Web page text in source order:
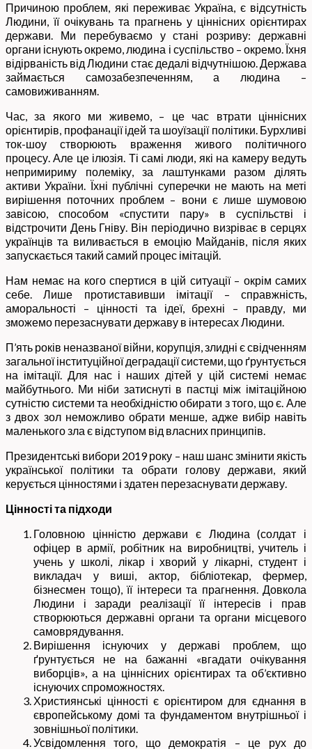
Причиною проблем, які переживає Україна, є відсутність
Людини, її очікувань та прагнень у ціннісних орієнтирах
держави. Ми перебуваємо у стані розриву: державні
органи існують окремо, людина і суспільство – окремо. Їхня
відірваність від Людини стає дедалі відчутнішою. Держава
займається самозабезпеченням, а людина –
самовиживанням.
Час, за якого ми живемо, – це час втрати ціннісних
орієнтирів, профанації ідей та шоуїзації політики. Бурхливі
ток-шоу створюють враження живого політичного
процесу. Але це ілюзія. Ті самі люди, які на камеру ведуть
непримириму полеміку, за лаштунками разом ділять
активи України. Їхні публічні суперечки не мають на меті
вирішення поточних проблем – вони є лише шумовою
завісою, способом «спустити пару» в суспільстві і
відстрочити День Гніву. Він періодично визріває в серцях
українців та виливається в емоцію Майданів, після яких
запускається такий самий процес імітацій.
Нам немає на кого спертися в цій ситуації – окрім самих
себе. Лише протиставивши імітації – справжність,
аморальності – цінності та ідеї, брехні – правду, ми
зможемо перезаснувати державу в інтересах Людини.
П’ять років неназваної війни, корупція, злидні є свідченням
загальної інституційної деградації системи, що ґрунтується
на імітації. Для нас і наших дітей у цій системі немає
майбутнього. Ми ніби затиснуті в пастці між імітаційною
сутністю системи та необхідністю обирати з того, що є. Але
з двох зол неможливо обрати менше, адже вибір навіть
маленького зла є відступом від власних принципів.
Президентські вибори 2019 року – наш шанс змінити якість
української політики та обрати голову держави, який
керується цінностями і здатен перезаснувати державу.
Цінності та підходи
Головною цінністю держави є Людина (солдат і
офіцер в армії, робітник на виробництві, учитель і
учень у школі, лікар і хворий у лікарні, студент і
викладач у виші, актор, бібліотекар, фермер,
бізнесмен тощо), її інтереси та прагнення. Довкола
Людини і заради реалізації її інтересів і прав
створюються державні органи та органи місцевого
самоврядування.
Вирішення існуючих у державі проблем, що
ґрунтується не на бажанні «вгадати очікування
виборців», а на ціннісних орієнтирах та об’єктивно
існуючих спроможностях.
Християнські цінності є орієнтиром для єднання в
європейському домі та фундаментом внутрішньої і
зовнішньої політики.
Усвідомлення того, що демократія – це рух до